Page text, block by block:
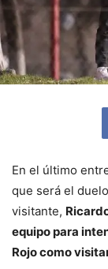
En el último
que será el
visitante,
equipo para
Rojo como